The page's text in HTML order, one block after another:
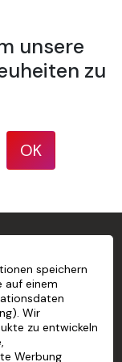
und die
um Ihre
zu
der Gestaltung
welches Ziel
eine
unsere
zu
OK
speichern
auf einem
Wir
zu entwickeln
Werbung